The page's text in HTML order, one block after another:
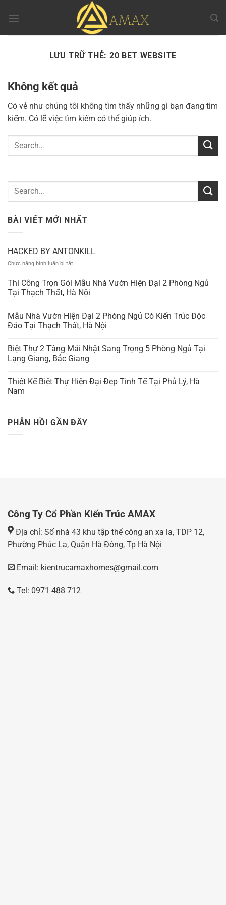
đến
LƯU TRỮ THẺ:20 BET WEBSITE
Không kết quả
Có vẻ như chúng tôi không tìm thấy những gì bạn đang tìm
kiếm. Có lẽ việc tìm kiếm có thể giúp ích.
BÀI VIẾT MỚI NHẤT
HACKED BY ANTONKILL
Chức năng bình luận bị tắt
BY
ANTONKILL
Thi Công Trọn Gói Mẫu Nhà Vườn Hiện Đại 2 Phòng Ngủ
Tại Thạch Thất, Hà Nội
Mẫu Nhà Vườn Hiện Đại 2 Phòng Ngủ Có Kiến Trúc Độc
Đáo Tại Thạch Thất, Hà Nội
Biệt Thự 2 Tầng Mái Nhật Sang Trọng 5 Phòng Ngủ Tại
Lạng Giang, Bắc Giang
Thiết Kế Biệt Thự Hiện Đại Đẹp Tinh Tế Tại Phủ Lý, Hà
Nam
PHẢN HỒI GẦN ĐÂY
Công Ty Cổ Phần Kiến Trúc AMAX
Địa chỉ: Số nhà 43 khu tập thể công an xa la, TDP 12,
Phường Phúc La, Quận Hà Đông, Tp Hà Nội
Email: kientrucamaxhomes@gmail.com
Tel: 0971 488 712